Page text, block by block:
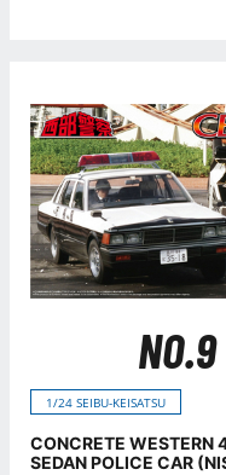
NO.9
1/24 SEIBU-KEISATSU
CONCRETE WESTERN
SEDAN POLICE CAR